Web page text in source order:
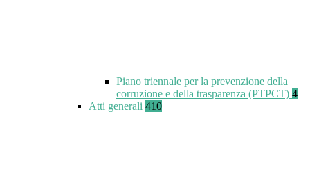
Piano triennale per la prevenzione della
corruzione e della trasparenza (PTPCT) 4
Atti generali 410